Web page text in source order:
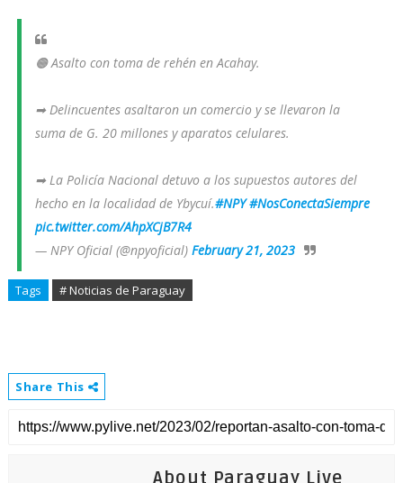
🟠 Asalto con toma de rehén en Acahay.
➡ Delincuentes asaltaron un comercio y se llevaron la
suma de G. 20 millones y aparatos celulares.
➡ La Policía Nacional detuvo a los supuestos autores del
hecho en la localidad de Ybycuí.#NPY #NosConectaSiempre
pic.twitter.com/AhpXCjB7R4
— NPY Oficial (@npyoficial) February 21, 2023
Tags # Noticias de Paraguay
Share This